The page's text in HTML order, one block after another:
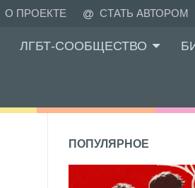
О ПРОЕКТЕ СТАТЬ АВТОРОМ
ЛГБТ-СООБЩЕСТВО
ПОПУЛЯРНОЕ